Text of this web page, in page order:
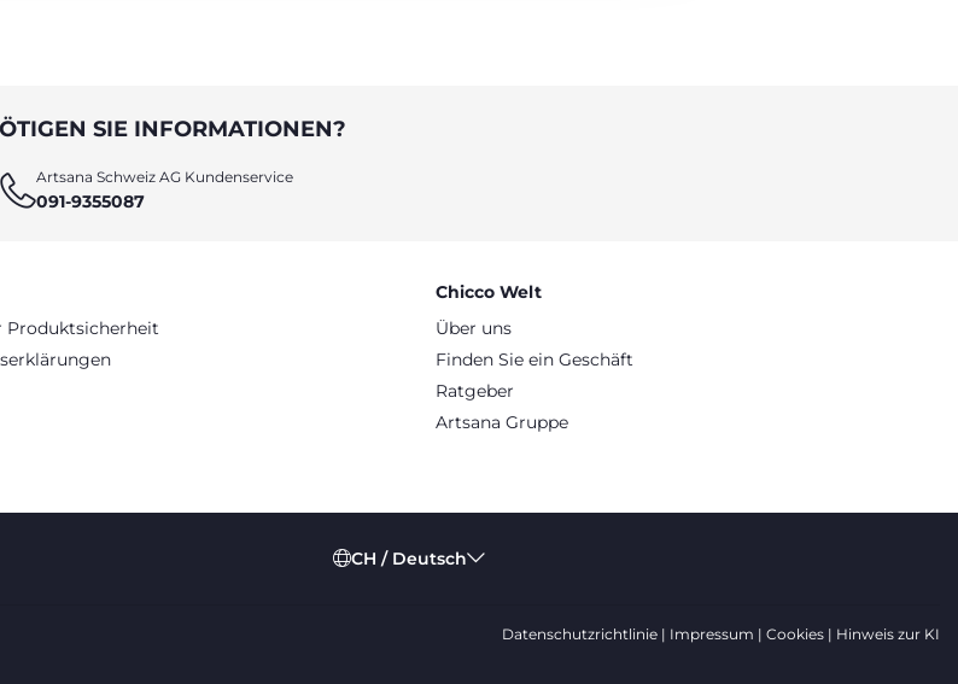
SIE INFORMATIONEN?
Artsana Schweiz AG Kundenservice
091-9355087
Produktsicherheit
Chicco Welt
Über uns
Finden Sie ein Geschäft
Ratgeber
Artsana Gruppe
CH / Deutsch
Datenschutzrichtlinie Impressum Cookies Hinweis zur KI